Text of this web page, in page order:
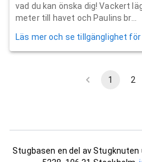
vad du kan önska dig! Vackert
meter till havet och Paulins br...
Läs mer och se tillgänglighet
1 2
Stugbasen en del av Stugknuten